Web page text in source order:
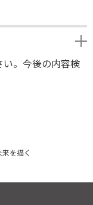
い。今後の内容検
を描く